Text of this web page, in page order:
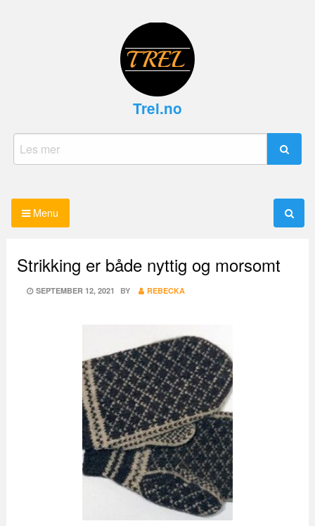
Trel.no
Menu
Strikking er både nyttig og morsomt
POSTED
SEPTEMBER 12, 2021 BY REBECKA